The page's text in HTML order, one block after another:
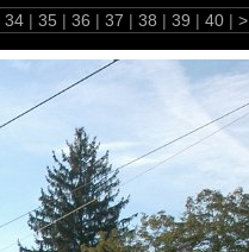
34 | 35 | 36 | 37 | 38 | 39 | 40 | >